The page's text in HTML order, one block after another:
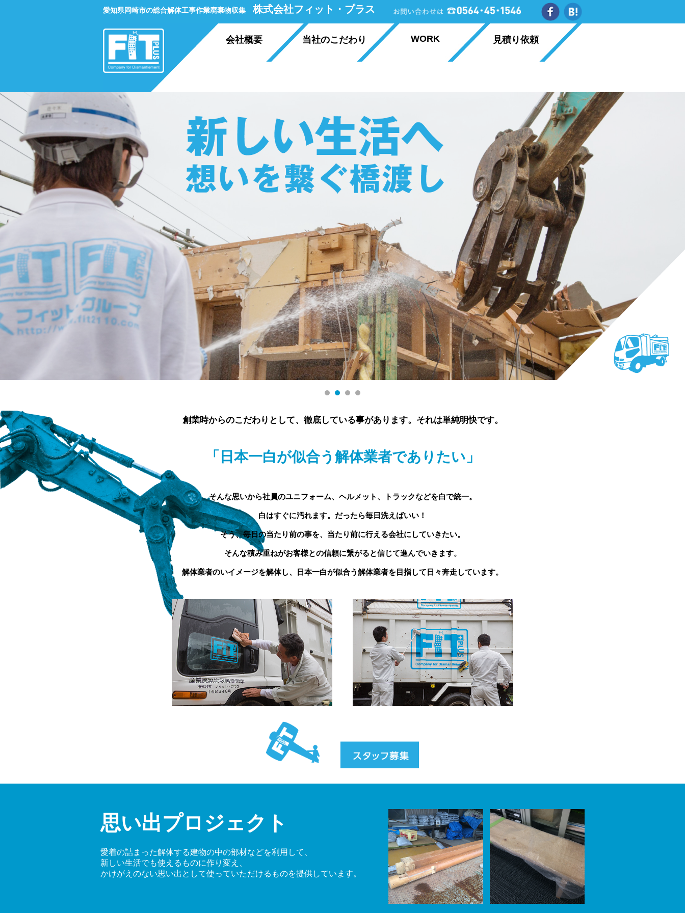
愛知県岡崎市の総合解体工事作業廃棄物収集 株式会社フィット・プラス
会社概要 当社のこだわり WORK 見積り依頼
創業時からのこだわりとして、徹底している事があります。それは単純明快です。
「日本一白が似合う解体業者でありたい」
そんな思いから社員のユニフォーム、ヘルメット、トラックなどを白で統一。
白はすぐに汚れます。だったら毎日洗えばいい！
そう、毎日の当たり前の事を、当たり前に行える会社にしていきたい。
そんな積み重ねがお客様との信頼に繋がると信じて進んでいきます。
解体業者のいイメージを解体し、日本一白が似合う解体業者を目指して日々奔走しています。
思い出プロジェクト
愛着の詰まった解体する建物の中の部材などを利用して、
新しい生活でも使えるものに作り変え、
かけがえのない思い出として使っていただけるものを提供しています。